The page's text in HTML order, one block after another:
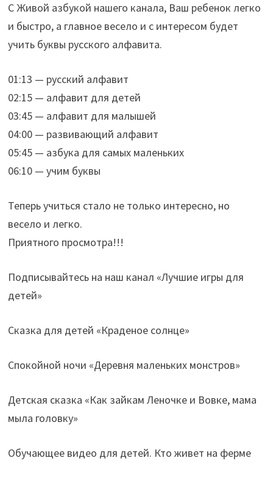
С Живой азбукой нашего канала, Ваш ребенок легко
и быстро, а главное весело и с интересом будет
учить буквы русского алфавита.
01:13 — русский алфавит
02:15 — алфавит для детей
03:45 — алфавит для малышей
04:00 — развивающий алфавит
05:45 — азбука для самых маленьких
06:10 — учим буквы
Теперь учиться стало не только интересно, но
весело и легко.
Приятного просмотра!!!
Подписывайтесь на наш канал «Лучшие игры для
детей»
Сказка для детей «Краденое солнце»
Спокойной ночи «Деревня маленьких монстров»
Детская сказка «Как зайкам Леночке и Вовке, мама
мыла головку»
Обучающее видео для детей. Кто живет на ферме